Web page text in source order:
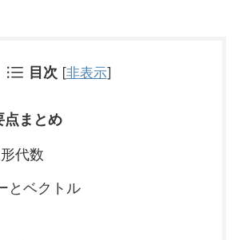
目次 [非表示]
まとめ
代数
とベクトル